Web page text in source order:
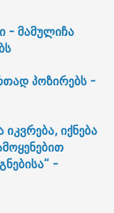
- მამულიჩა
პოზირებს -
იქნება
-